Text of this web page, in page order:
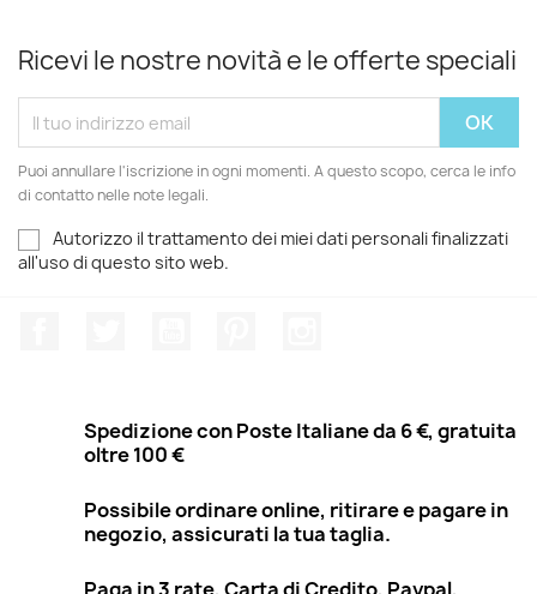
Ricevi le nostre novità e le offerte speciali
Puoi annullare l'iscrizione in ogni momenti. A questo scopo, cerca le info
di contatto nelle note legali.
Autorizzo il trattamento dei miei dati personali finalizzati
all'uso di questo sito web.
Spedizione con Poste Italiane da 6 €, gratuita
oltre 100 €
Possibile ordinare online, ritirare e pagare in
negozio, assicurati la tua taglia.